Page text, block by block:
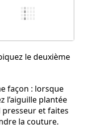
le deuxième
façon : lorsque
l’aiguille plantée
et faites
la couture.